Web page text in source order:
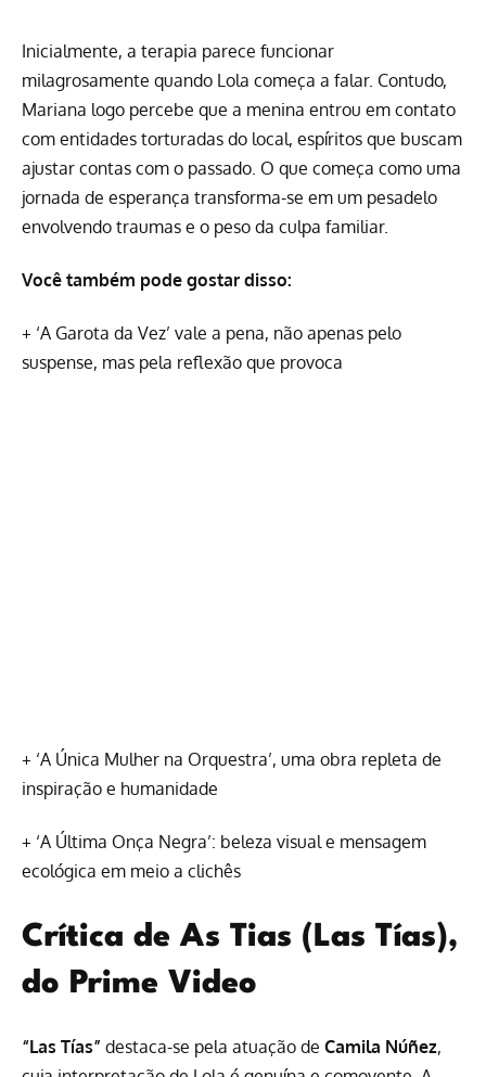
Inicialmente, a terapia parece funcionar
milagrosamente quando Lola começa a falar. Contudo,
Mariana logo percebe que a menina entrou em contato
com entidades torturadas do local, espíritos que buscam
ajustar contas com o passado. O que começa como uma
jornada de esperança transforma-se em um pesadelo
envolvendo traumas e o peso da culpa familiar.
Você também pode gostar disso:
+ ‘A Garota da Vez’ vale a pena, não apenas pelo
suspense, mas pela reflexão que provoca
+ ‘A Única Mulher na Orquestra’, uma obra repleta de
inspiração e humanidade
+ ‘A Última Onça Negra’: beleza visual e mensagem
ecológica em meio a clichês
Crítica de As Tias (Las Tías),
do Prime Video
“Las Tías” destaca-se pela atuação de Camila Núñez,